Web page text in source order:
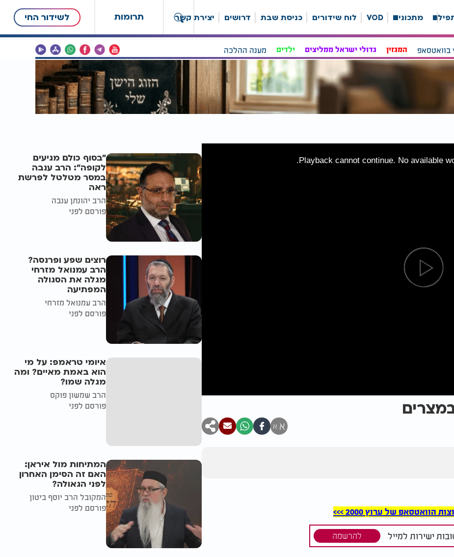
תרומות לשידור החי מתכונים VOD לוח שידורים כניסת שבת דרושים יצירת קשר
בוואטסאפ המגזין גדולי ישראל ממליצים ילדים מענה ההלכה
Playback cannot continue. No available
א א
של ערוץ 2000 >>>
ישירות למייל להרשמה
"בסוף כולם מגיעים
לקופה": הרב ענבה
במסר מטלטל לפרשת
ראה
הרב יהונתן ענבה
פורסם לפני
רוצים שפע ופרנסה?
הרב עמנואל מזרחי
מגלה את הסגולה
המפתיעה
הרב עמנואל מזרחי
פורסם לפני
איומי טראמפ: על מי
הוא באמת מאיים? ומה
מגלה שמו?
הרב שמשון פוקס
פורסם לפני
המתיחות מול איראן:
האם זה הסימן האחרון
לפני הגאולה?
המקובל הרב יוסף ביטון
פורסם לפני